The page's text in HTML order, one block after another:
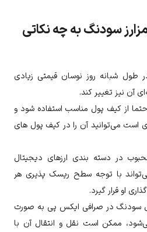
سودنگ به چه نکاتی
طول شبانه روز نوسان قیمتی زیادی
آن نیز تغییر کند.
حتما از کیف پول مناسب استفاده شود و
است می‌توانید آن را در کیف پول های
در دسته بندی ارزهای دیجیتال
با توجه سطح ریسک پذیری هر
او قرار گیرد.
سودنگ در صرافی ایکس پی به صورت
ممکن است نقل و انتقال آن با